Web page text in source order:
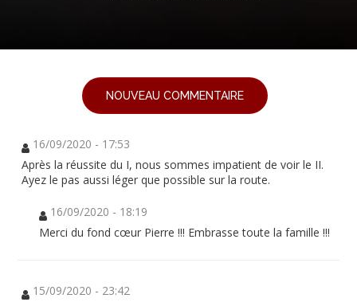
NOUVEAU COMMENTAIRE
16/09/2020 - 17:53
Après la réussite du I, nous sommes impatient de voir le II.
Ayez le pas aussi léger que possible sur la route.
16/09/2020 - 18:19
Merci du fond cœur Pierre !!! Embrasse toute la famille !!!
15/09/2020 - 23:42